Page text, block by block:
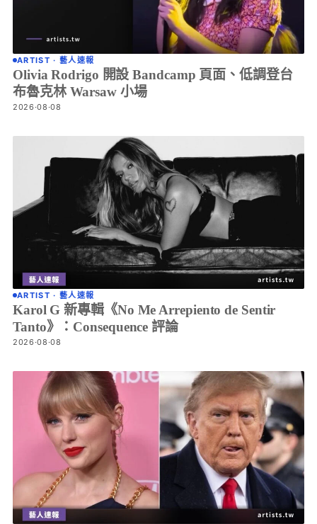
ARTIST · 藝人速報
Olivia Rodrigo 開設 Bandcamp 頁面、低調登台
布魯克林 Warsaw 小場
2026·08·08
ARTIST · 藝人速報
Karol G 新專輯《No Me Arrepiento de Sentir
Tanto》：Consequence 評論
2026·08·08